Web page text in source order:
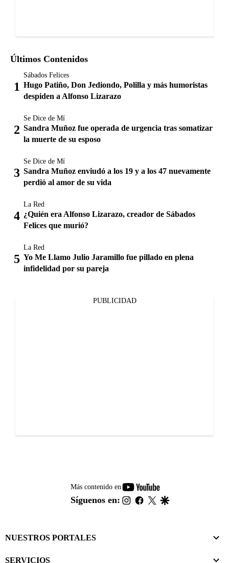
Últimos Contenidos
Sábados Felices
Hugo Patiño, Don Jediondo, Polilla y más humoristas
despiden a Alfonso Lizarazo
Se Dice de Mí
Sandra Muñoz fue operada de urgencia tras somatizar
la muerte de su esposo
Se Dice de Mí
Sandra Muñoz enviudó a los 19 y a los 47 nuevamente
perdió al amor de su vida
La Red
¿Quién era Alfonso Lizarazo, creador de Sábados
Felices que murió?
La Red
Yo Me Llamo Julio Jaramillo fue pillado en plena
infidelidad por su pareja
PUBLICIDAD
Más contenido en
youtube-
footer
Síguenos en: instagram
facebook
twitter
NUESTROS PORTALES
SERVICIOS